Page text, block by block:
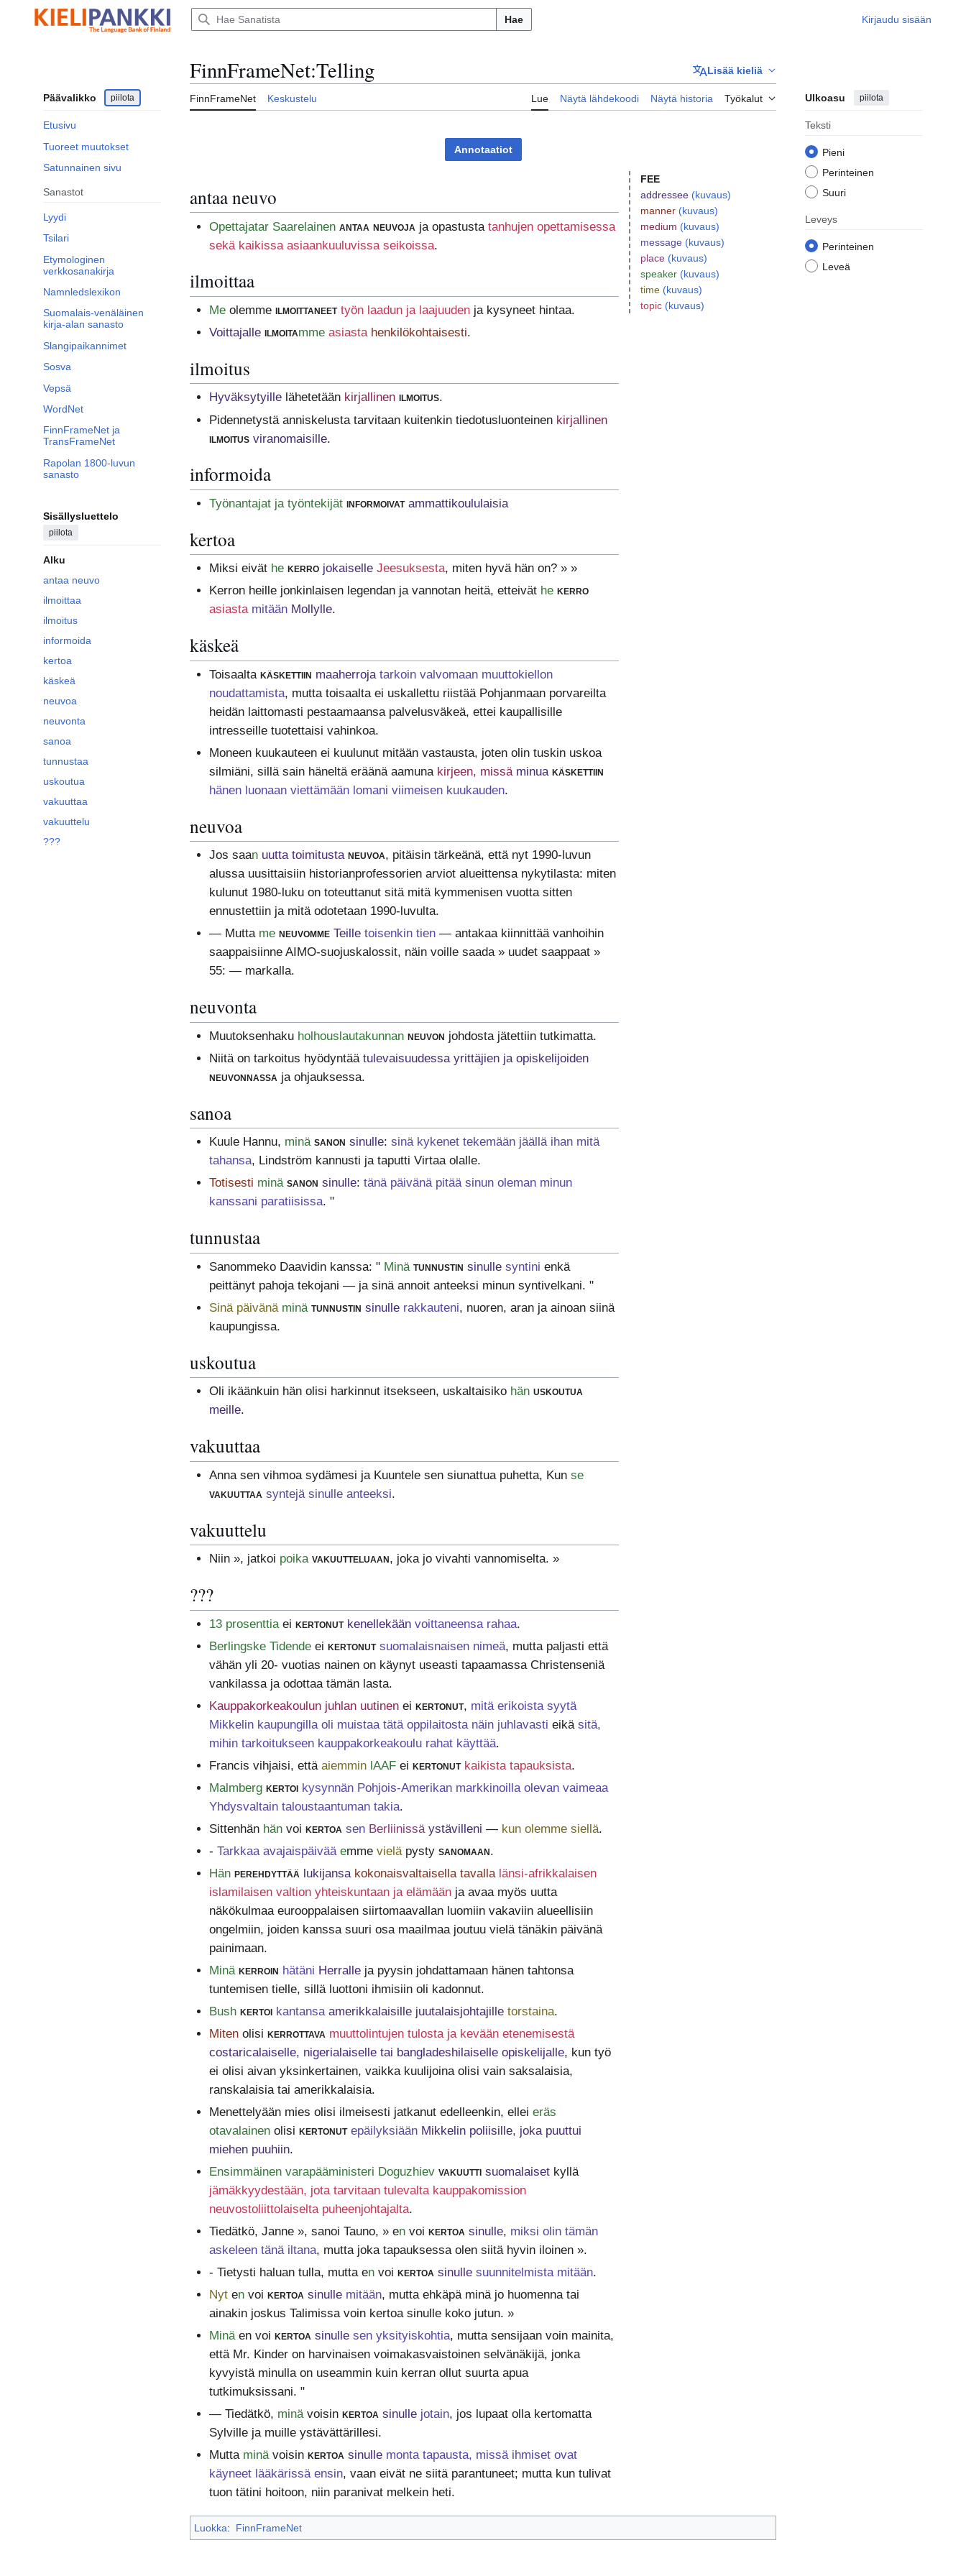
sisältöön
Hae Kirjaudu sisään
Päävalikko piilota
Etusivu
Tuoreet muutokset
Satunnainen sivu
Sanastot
Lyydi
Tsilari
Etymologinen
verkkosanakirja
Namnledslexikon
Suomalais-venäläinen
kirja-alan sanasto
Slangipaikannimet
Sosva
Vepsä
WordNet
FinnFrameNet ja
TransFrameNet
Rapolan 1800-luvun
sanasto
Sisällysluettelo
piilota
Alku
antaa neuvo
ilmoittaa
ilmoitus
informoida
kertoa
käskeä
neuvoa
neuvonta
sanoa
tunnustaa
uskoutua
vakuuttaa
vakuuttelu
???
FinnFrameNet:Telling Lisää kieliä
FinnFrameNet Keskustelu Lue Näytä lähdekoodi Näytä historia Työkalut Ulkoasu piilota
Teksti
Pieni
Perinteinen
Suuri
Leveys
Perinteinen
Leveä
Annotaatiot
antaa neuvo
Opettajatar Saarelainen antaa neuvoja ja opastusta tanhujen opettamisessa
sekä kaikissa asiaankuuluvissa seikoissa.
ilmoittaa
Meolemme ilmoittaneet työn laadun ja laajuudenja kysyneet hintaa.
Voittajalle ilmoitamme asiasta henkilökohtaisesti.
ilmoitus
Hyväksytyillelähetetään kirjallinen ilmoitus.
Pidennetystä anniskelusta tarvitaan kuitenkin tiedotusluonteinen kirjallinen
ilmoitus viranomaisille.
informoida
Työnantajat ja työntekijät informoivat ammattikoululaisia
kertoa
Miksi eivät he kerro jokaiselle Jeesuksesta, miten hyvä hän on? » »
Kerron heille jonkinlaisen legendan ja vannotan heitä, etteivät he kerro
asiasta mitään Mollylle.
käskeä
Toisaalta käskettiin maaherroja tarkoin valvomaan muuttokiellon
noudattamista, mutta toisaalta ei uskallettu riistää Pohjanmaan porvareilta
heidän laittomasti pestaamaansa palvelusväkeä, ettei kaupallisille
intresseille tuotettaisi vahinkoa.
Moneen kuukauteen ei kuulunut mitään vastausta, joten olin tuskin uskoa
silmiäni, sillä sain häneltä eräänä aamuna kirjeen, missä minua käskettiin
hänen luonaan viettämään lomani viimeisen kuukauden.
neuvoa
Jos saan uutta toimitusta neuvoa, pitäisin tärkeänä, että nyt 1990-luvun
alussa uusittaisiin historianprofessorien arviot alueittensa nykytilasta: miten
kulunut 1980-luku on toteuttanut sitä mitä kymmenisen vuotta sitten
ennustettiin ja mitä odotetaan 1990-luvulta.
— Mutta me neuvomme Teille toisenkin tien— antakaa kiinnittää vanhoihin
saappaisiinne AIMO-suojuskalossit, näin voille saada » uudet saappaat »
55: — markalla.
neuvonta
Muutoksenhaku holhouslautakunnan neuvon johdosta jätettiin tutkimatta.
Niitä on tarkoitus hyödyntää tulevaisuudessa yrittäjien ja opiskelijoiden
neuvonnassaja ohjauksessa.
sanoa
Kuule Hannu, minä sanon sinulle: sinä kykenet tekemään jäällä ihan mitä
tahansa, Lindström kannusti ja taputti Virtaa olalle.
Totisesti minä sanon sinulle: tänä päivänä pitää sinun oleman minun
kanssani paratiisissa. "
tunnustaa
Sanommeko Daavidin kanssa: " Minä tunnustin sinulle syntini enkä
peittänyt pahoja tekojani — ja sinä annoit anteeksi minun syntivelkani. "
Sinä päivänä minä tunnustin sinulle rakkauteni, nuoren, aran ja ainoan siinä
kaupungissa.
uskoutua
Oli ikäänkuin hän olisi harkinnut itsekseen, uskaltaisiko hän uskoutua
meille.
vakuuttaa
Anna sen vihmoa sydämesi ja Kuuntele sen siunattua puhetta, Kun se
vakuuttaa syntejä sinulle anteeksi.
vakuuttelu
Niin », jatkoi poika vakuutteluaan, joka jo vivahti vannomiselta. »
???
13 prosenttiaei kertonut kenellekään voittaneensa rahaa.
Berlingske Tidendeei kertonut suomalaisnaisen nimeä, mutta paljasti että
vähän yli 20- vuotias nainen on käynyt useasti tapaamassa Christenseniä
vankilassa ja odottaa tämän lasta.
Kauppakorkeakoulun juhlan uutinenei kertonut, mitä erikoista syytä
Mikkelin kaupungilla oli muistaa tätä oppilaitosta näin juhlavasti eikä sitä,
mihin tarkoitukseen kauppakorkeakoulu rahat käyttää.
Francis vihjaisi, että aiemmin lAAFei kertonut kaikista tapauksista.
Malmberg kertoi kysynnän Pohjois-Amerikan markkinoilla olevan vaimeaa
Yhdysvaltain taloustaantuman takia.
Sittenhän hänvoi kertoa sen Berliinissä ystävilleni — kun olemme siellä.
- Tarkkaa avajaispäivää emme vieläpysty sanomaan.
Hän perehdyttää lukijansa kokonaisvaltaisella tavalla länsi-afrikkalaisen
islamilaisen valtion yhteiskuntaan ja elämäänja avaa myös uutta
näkökulmaa eurooppalaisen siirtomaavallan luomiin vakaviin alueellisiin
ongelmiin, joiden kanssa suuri osa maailmaa joutuu vielä tänäkin päivänä
painimaan.
Minä kerroin hätäni Herralleja pyysin johdattamaan hänen tahtonsa
tuntemisen tielle, sillä luottoni ihmisiin oli kadonnut.
Bush kertoi kantansa amerikkalaisille juutalaisjohtajille torstaina.
Mitenolisi kerrottava muuttolintujen tulosta ja kevään etenemisestä
costaricalaiselle, nigerialaiselle tai bangladeshilaiselle opiskelijalle, kun työ
ei olisi aivan yksinkertainen, vaikka kuulijoina olisi vain saksalaisia,
ranskalaisia tai amerikkalaisia.
Menettelyään mies olisi ilmeisesti jatkanut edelleenkin, ellei eräs
otavalainenolisi kertonut epäilyksiään Mikkelin poliisille, joka puuttui
miehen puuhiin.
Ensimmäinen varapääministeri Doguzhiev vakuutti suomalaisetkyllä
jämäkkyydestään, jota tarvitaan tulevalta kauppakomission
neuvostoliittolaiselta puheenjohtajalta.
Tiedätkö, Janne », sanoi Tauno, » envoi kertoa sinulle, miksi olin tämän
askeleen tänä iltana, mutta joka tapauksessa olen siitä hyvin iloinen ».
- Tietysti haluan tulla, mutta envoi kertoa sinulle suunnitelmista mitään.
Nytenvoi kertoa sinulle mitään, mutta ehkäpä minä jo huomenna tai
ainakin joskus Talimissa voin kertoa sinulle koko jutun. »
Minäen voi kertoa sinulle sen yksityiskohtia, mutta sensijaan voin mainita,
että Mr. Kinder on harvinaisen voimakasvaistoinen selvänäkijä, jonka
kyvyistä minulla on useammin kuin kerran ollut suurta apua
tutkimuksissani. "
— Tiedätkö, minävoisin kertoa sinulle jotain, jos lupaat olla kertomatta
Sylville ja muille ystävättärillesi.
Mutta minävoisin kertoa sinulle monta tapausta, missä ihmiset ovat
käyneet lääkärissä ensin, vaan eivät ne siitä parantuneet; mutta kun tulivat
tuon tätini hoitoon, niin paranivat melkein heti.
FEE
addressee (kuvaus)
manner (kuvaus)
medium (kuvaus)
message (kuvaus)
place (kuvaus)
speaker (kuvaus)
time (kuvaus)
topic (kuvaus)
Luokka: FinnFrameNet